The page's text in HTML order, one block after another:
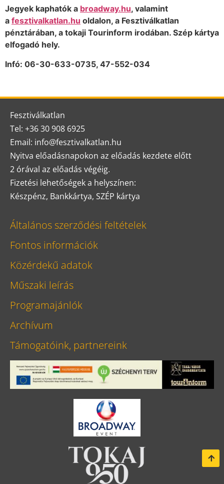
Jegyek kaphatók a broadway.hu, valamint
a fesztivalkatlan.hu oldalon, a Fesztiválkatlan
pénztárában, a tokaji Tourinform irodában. Szép kártya
elfogadó hely.
Infó: 06-30-633-0735, 47-552-034
Fesztiválkatlan
Tel: +36 30 908 6925
Email: info@fesztivalkatlan.hu
Nyitva előadásnapokon az előadás kezdete előtt
2 órával az előadás végéig.
Fizetési lehetőségek a helyszínen:
Készpénz, Bankkártya, SZÉP kártya
Általános szerződési feltételek
Fontos információk
Közérdekű adatok
Műszaki leírás
Programajánlók
Archívum
Támogatóink, partnereink